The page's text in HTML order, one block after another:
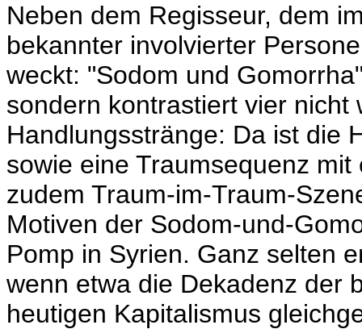
Neben dem Regisseur, dem
bekannter involvierter
weckt: "Sodom und
sondern kontrastiert vier nicht
Handlungsstränge: Da ist die
sowie eine Traumsequenz
zudem Traum-im-Traum-
Motiven der Sodom-und-
Pomp in Syrien. Ganz selten
wenn etwa die Dekadenz der
heutigen Kapitalismus